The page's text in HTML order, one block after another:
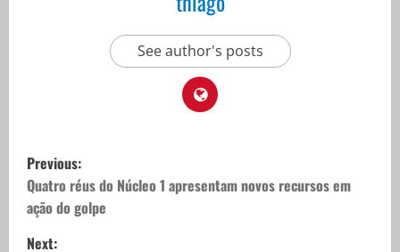
See author's posts
P
o
s
Previous:
Quatro réus do Núcleo 1 apresentam novos recursos em
ação do golpe
Next: